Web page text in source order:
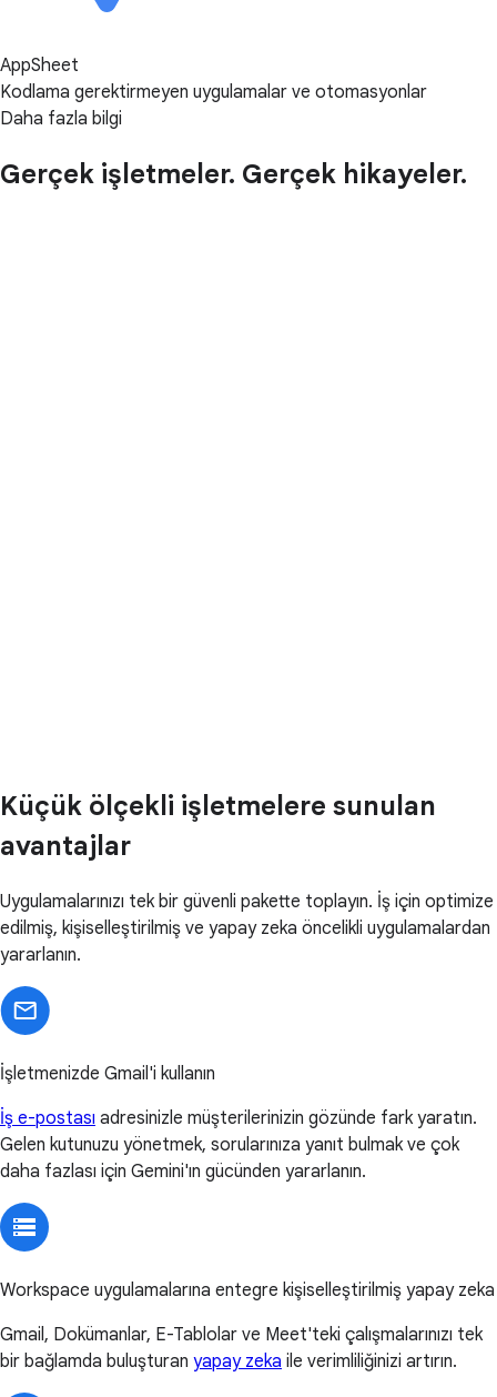
AppSheet
Kodlama gerektirmeyen uygulamalar ve otomasyonlar
Daha fazla bilgi
Gerçek işletmeler. Gerçek hikayeler.
Küçük ölçekli işletmelere sunulan
avantajlar
Uygulamalarınızı tek bir güvenli pakette toplayın. İş için optimize
edilmiş, kişiselleştirilmiş ve yapay zeka öncelikli uygulamalardan
yararlanın.
İşletmenizde Gmail'i kullanın
İş e-postası adresinizle müşterilerinizin gözünde fark yaratın.
Gelen kutunuzu yönetmek, sorularınıza yanıt bulmak ve çok
daha fazlası için Gemini'ın gücünden yararlanın.
Workspace uygulamalarına entegre kişiselleştirilmiş yapay zeka
Gmail, Dokümanlar, E-Tablolar ve Meet'teki çalışmalarınızı tek
bir bağlamda buluşturan yapay zeka ile verimliliğinizi artırın.